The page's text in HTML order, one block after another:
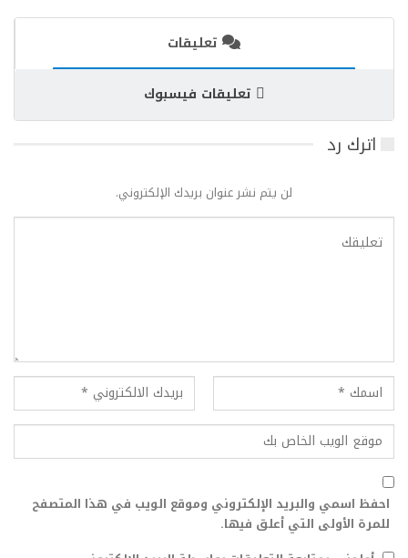
تعليقات
تعليقات فيسبوك
اترك رد
لن يتم نشر عنوان بريدك الإلكتروني.
احفظ اسمي والبريد الإلكتروني وموقع الويب في هذا المتصفح
للمرة الأولى التي أعلق فيها.